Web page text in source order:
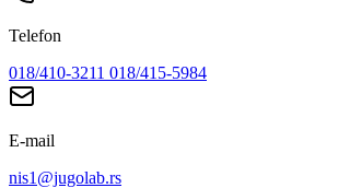
Telefon
018/410-3211 018/415-5984
E-mail
nis1@jugolab.rs